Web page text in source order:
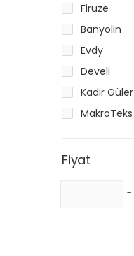
Firuze
Banyolin
Evdy
Develi
Kadir Güler
MakroTeks
Fiyat
-